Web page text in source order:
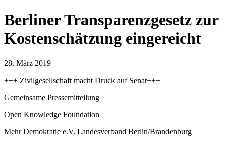
Berliner Transparenzgesetz zur
Kostenschätzung eingereicht
28. März 2019
+++ Zivilgesellschaft macht Druck auf Senat+++
Gemeinsame Pressemitteilung
Open Knowledge Foundation
Mehr Demokratie e.V. Landesverband Berlin/Brandenburg